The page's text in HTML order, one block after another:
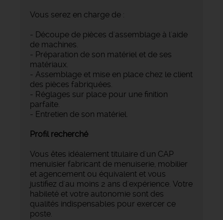
Vous serez en charge de :
- Découpe de pièces d'assemblage à l'aide
de machines.
- Préparation de son matériel et de ses
matériaux.
- Assemblage et mise en place chez le client
des pièces fabriquées.
- Réglages sur place pour une finition
parfaite.
- Entretien de son matériel.
Profil recherché
Vous êtes idéalement titulaire d'un CAP
menuisier fabricant de menuiserie, mobilier
et agencement ou équivalent et vous
justifiez d'au moins 2 ans d'expérience. Votre
habileté et votre autonomie sont des
qualités indispensables pour exercer ce
poste.